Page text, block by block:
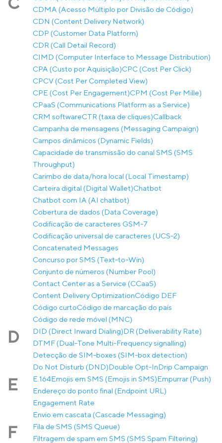
CDMA (Acesso Múltiplo por Divisão de Código)
CDN (Content Delivery Network)
CDP (Customer Data Platform)
CDR (Call Detail Record)
CIMD (Computer Interface to Message Distribution)
CPA (Custo por Aquisição)CPC (Cost Per Click)
CPCV (Cost Per Completed View)
CPE (Cost Per Engagement)CPM (Cost Per Mille)
CPaaS (Communications Platform as a Service)
CRM softwareCTR (taxa de cliques)Callback
Campanha de mensagens (Messaging Campaign)
Campos dinâmicos (Dynamic Fields)
Capacidade de transmissão do canal SMS (SMS
Throughput)
Carimbo de data/hora local (Local Timestamp)
Carteira digital (Digital Wallet)Chatbot
Chatbot com IA (AI chatbot)
Cobertura de dados (Data Coverage)
Codificação de caracteres GSM-7
Codificação universal de caracteres (UCS-2)
Concatenated Messages
Concurso por SMS (Text-to-Win)
Conjunto de números (Number Pool)
Contact Center as a Service (CCaaS)
Content Delivery OptimizationCódigo DEF
Código curtoCódigo de marcação do país
Código de rede móvel (MNC)
D DID (Direct Inward Dialing)DR (Deliverability Rate)
DTMF (Dual-Tone Multi-Frequency signalling)
Detecção de SIM-boxes (SIM-box detection)
Do Not Disturb (DND)Double Opt-InDrip Campaign
E E.164Emojis em SMS (Emojis in SMS)Empurrar (Push)
Endereço do ponto final (Endpoint URL)
Engagement Rate
Envio em cascata (Cascade Messaging)
F
Fila de SMS (SMS Queue)
Filtragem de spam em SMS (SMS Spam Filtering)